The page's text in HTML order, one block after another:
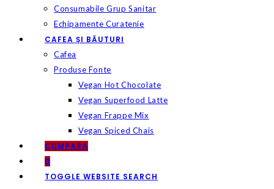
Consumabile Grup Sanitar
Echipamente Curatenie
CAFEA ȘI BĂUTURI
Cafea
Produse Fonte
Vegan Hot Chocolate
Vegan Superfood Latte
Vegan Frappe Mix
Vegan Spiced Chais
CUMPARA
0
TOGGLE WEBSITE SEARCH